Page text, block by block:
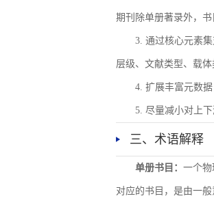
期刊除单册著录外，
3. 通过核心元素
层级、文献类型、载
4. 扩展丰富元数
5. 尽量减小对上
三、术语解释
单册书目： 一个
对应的书目，是由一